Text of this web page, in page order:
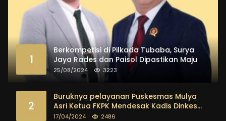
1
Berkompetisi di Pilkada Tubaba, Surya
Jaya Rades dan Paisol Dipastikan Maju
25/08/2024 3223
2
Buruknya pelayanan Puskesmas Mulya
Asri Ketua FKPK Mendesak Kadis Dinkes
Tubaba Ambil Tindakan Tegas
17/04/2024 2486